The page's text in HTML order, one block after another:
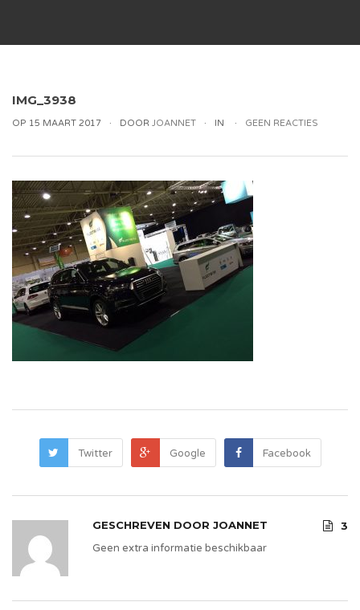
IMG_3938
OP 15 MAART 2017 DOOR JOANNET IN GEEN REACTIES
Twitter Google Facebook
GESCHREVEN DOOR JOANNET
3
Geen extra informatie beschikbaar